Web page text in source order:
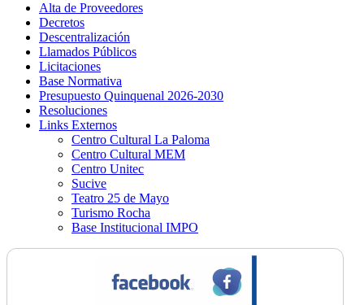
Alta de Proveedores
Decretos
Descentralización
Llamados Públicos
Licitaciones
Base Normativa
Presupuesto Quinquenal 2026-2030
Resoluciones
Links Externos
Centro Cultural La Paloma
Centro Cultural MEM
Centro Unitec
Sucive
Teatro 25 de Mayo
Turismo Rocha
Base Institucional IMPO